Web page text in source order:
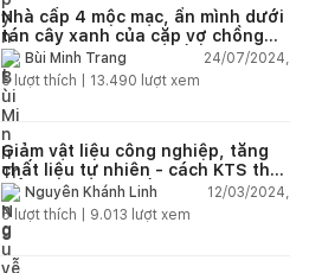
Nhà cấp 4 mộc mạc, ẩn mình dưới
tán cây xanh của cặp vợ chồng
trẻ tại vùng núi Tây Bắc với chi
phí hoàn thiện 1,2 tỷ đồng
Bùi Minh Trang
24/07/2024,
6lượt thích | 13.490 lượt xem
Giảm vật liệu công nghiệp, tăng
chất liệu tự nhiên - cách KTS thay
đổi không gian sống cho gia chủ
Nguyễn Khánh Linh
12/03/2024,
8lượt thích | 9.013 lượt xem